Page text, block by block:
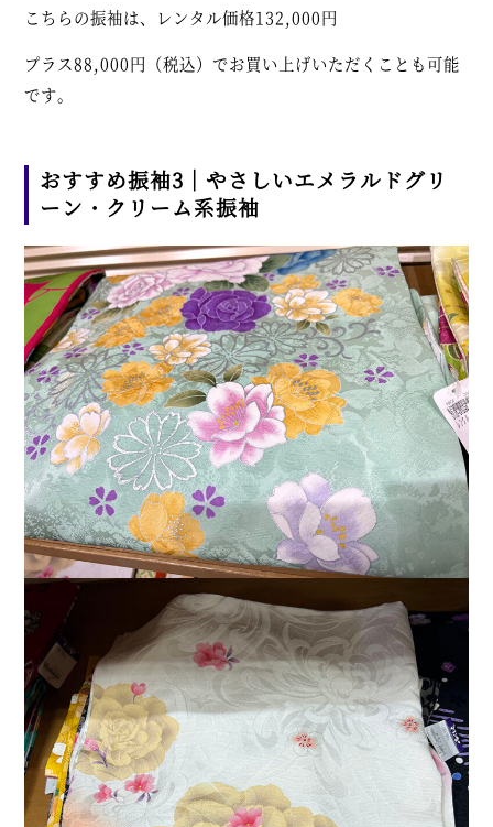
こちらの振袖は、レンタル価格132,000円
プラス88,000円（税込）でお買い上げいただくことも可能
です。
おすすめ振袖3｜やさしいエメラルドグリ
ーン・クリーム系振袖